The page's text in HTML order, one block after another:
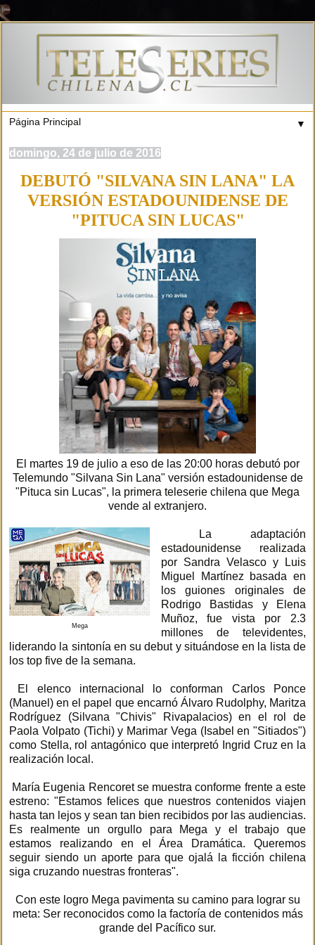
▼
domingo, 24 de julio de 2016
DEBUTÓ "SILVANA SIN LANA" LA
VERSIÓN ESTADOUNIDENSE DE
"PITUCA SIN LUCAS"
El martes 19 de julio a eso de las 20:00 horas debutó por
Telemundo "Silvana Sin Lana" versión estadounidense de
"Pituca sin Lucas", la primera teleserie chilena que Mega
vende al extranjero.
Mega
La adaptación
estadounidense realizada
por Sandra Velasco y Luis
Miguel Martínez basada en
los guiones originales de
Rodrigo Bastidas y Elena
Muñoz, fue vista por 2.3
millones de televidentes,
liderando la sintonía en su debut y situándose en la lista de
los top five de la semana.
El elenco internacional lo conforman Carlos Ponce
(Manuel) en el papel que encarnó Álvaro Rudolphy, Maritza
Rodríguez (Silvana "Chivis" Rivapalacios) en el rol de
Paola Volpato (Tichi) y Marimar Vega (Isabel en "Sitiados")
como Stella, rol antagónico que interpretó Ingrid Cruz en la
realización local.
María Eugenia Rencoret se muestra conforme frente a este
estreno: "Estamos felices que nuestros contenidos viajen
hasta tan lejos y sean tan bien recibidos por las audiencias.
Es realmente un orgullo para Mega y el trabajo que
estamos realizando en el Área Dramática. Queremos
seguir siendo un aporte para que ojalá la ficción chilena
siga cruzando nuestras fronteras".
Con este logro Mega pavimenta su camino para lograr su
meta: Ser reconocidos como la factoría de contenidos más
grande del Pacífico sur.